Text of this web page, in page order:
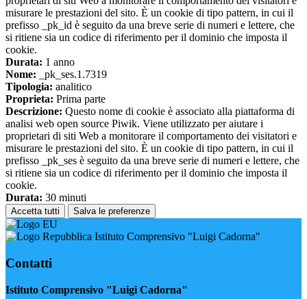
misurare le prestazioni del sito. È un cookie di tipo pattern, in cui il
prefisso _pk_id è seguito da una breve serie di numeri e lettere, che
si ritiene sia un codice di riferimento per il dominio che imposta il
cookie.
Durata: 1 anno
Nome: _pk_ses.1.7319
Tipologia: analitico
Proprieta: Prima parte
Descrizione: Questo nome di cookie è associato alla piattaforma di
analisi web open source Piwik. Viene utilizzato per aiutare i
proprietari di siti Web a monitorare il comportamento dei visitatori e
misurare le prestazioni del sito. È un cookie di tipo pattern, in cui il
prefisso _pk_ses è seguito da una breve serie di numeri e lettere, che
si ritiene sia un codice di riferimento per il dominio che imposta il
cookie.
Durata: 30 minuti
Accetta tutti Salva le preferenze
Istituto Comprensivo "Luigi Cadorna"
Contatti
Istituto Comprensivo "Luigi Cadorna"